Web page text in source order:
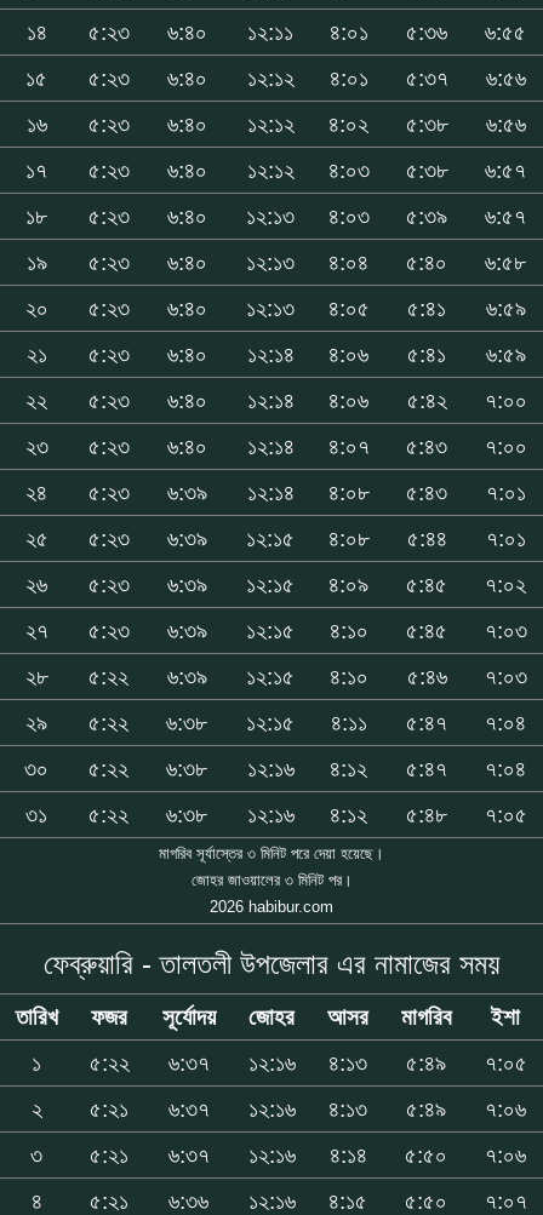
১৪
৫:২৩ ৬:৪০ ১২:১১ ৪:০১ ৫:৩৬
৬:৫৫
১৫
৫:২৩ ৬:৪০ ১২:১২ ৪:০১ ৫:৩৭
৬:৫৬
১৬
৫:২৩ ৬:৪০ ১২:১২ ৪:০২ ৫:৩৮
৬:৫৬
১৭
৫:২৩ ৬:৪০ ১২:১২ ৪:০৩ ৫:৩৮
৬:৫৭
১৮
৫:২৩ ৬:৪০ ১২:১৩ ৪:০৩ ৫:৩৯
৬:৫৭
১৯
৫:২৩ ৬:৪০ ১২:১৩ ৪:০৪ ৫:৪০
৬:৫৮
২০
৫:২৩ ৬:৪০ ১২:১৩ ৪:০৫ ৫:৪১
৬:৫৯
২১
৫:২৩ ৬:৪০ ১২:১৪ ৪:০৬ ৫:৪১
৬:৫৯
২২
৫:২৩ ৬:৪০ ১২:১৪ ৪:০৬ ৫:৪২
৭:০০
২৩
৫:২৩ ৬:৪০ ১২:১৪ ৪:০৭ ৫:৪৩
৭:০০
২৪
৫:২৩ ৬:৩৯ ১২:১৪ ৪:০৮ ৫:৪৩
৭:০১
২৫
৫:২৩ ৬:৩৯ ১২:১৫ ৪:০৮ ৫:৪৪
৭:০১
২৬
৫:২৩ ৬:৩৯ ১২:১৫ ৪:০৯ ৫:৪৫
৭:০২
২৭
৫:২৩ ৬:৩৯ ১২:১৫ ৪:১০ ৫:৪৫
৭:০৩
২৮
৫:২২ ৬:৩৯ ১২:১৫ ৪:১০ ৫:৪৬
৭:০৩
২৯
৫:২২ ৬:৩৮ ১২:১৫ ৪:১১ ৫:৪৭
৭:০৪
৩০
৫:২২ ৬:৩৮ ১২:১৬ ৪:১২ ৫:৪৭
৭:০৪
৩১
৫:২২ ৬:৩৮ ১২:১৬ ৪:১২ ৫:৪৮ ৭:০৫
মাগরিব সূর্যাস্তের ৩ মিনিট পরে দেয়া হয়েছে।
জোহর জাওয়ালের ৩ মিনিট পর।
2026 habibur.com
ফেব্রুয়ারি - তালতলী উপজেলার এর নামাজের সময়
তারিখ ফজর সূর্যোদয় জোহর আসর মাগরিব
ইশা
১
৫:২২ ৬:৩৭ ১২:১৬ ৪:১৩ ৫:৪৯
৭:০৫
২
৫:২১ ৬:৩৭ ১২:১৬ ৪:১৩ ৫:৪৯
৭:০৬
৩
৫:২১ ৬:৩৭ ১২:১৬ ৪:১৪ ৫:৫০
৭:০৬
৪
৫:২১ ৬:৩৬ ১২:১৬ ৪:১৫ ৫:৫০
৭:০৭